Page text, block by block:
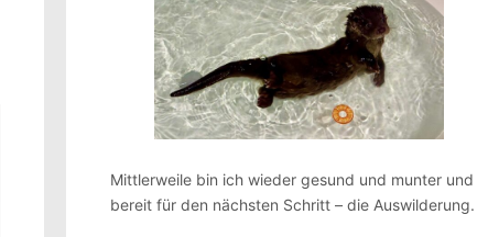
Mittlerweile bin ich wieder gesund und munter und
bereit für den nächsten Schritt – die Auswilderung.